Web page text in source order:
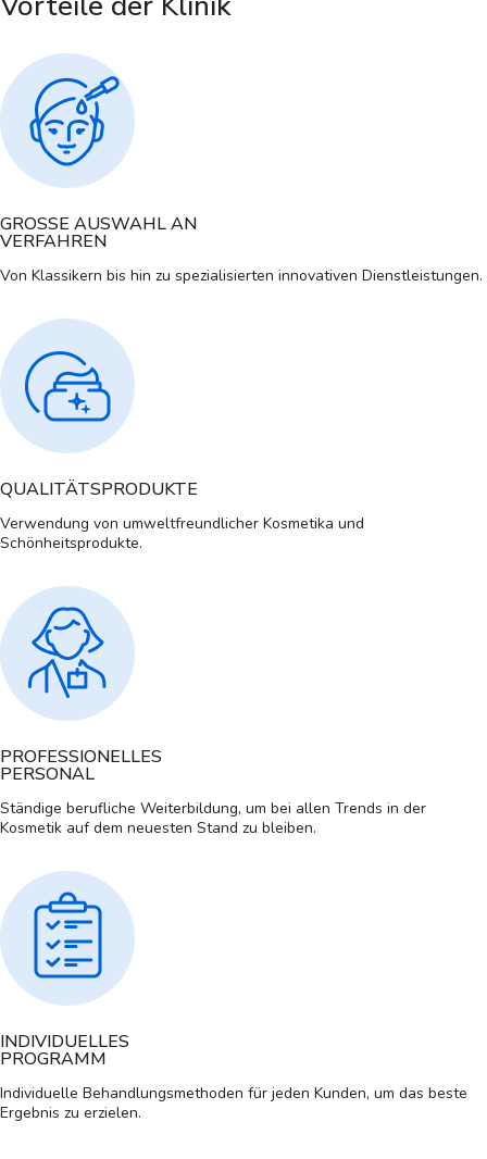
GROSSE AUSWAHL AN
VERFAHREN
Von Klassikern bis hin zu spezialisierten innovativen Dienstleistungen.
QUALITÄTSPRODUKTE
Verwendung von umweltfreundlicher Kosmetika und
Schönheitsprodukte.
PROFESSIONELLES
PERSONAL
Ständige berufliche Weiterbildung, um bei allen Trends in der
Kosmetik auf dem neuesten Stand zu bleiben.
INDIVIDUELLES
PROGRAMM
Individuelle Behandlungsmethoden für jeden Kunden, um das beste
Ergebnis zu erzielen.